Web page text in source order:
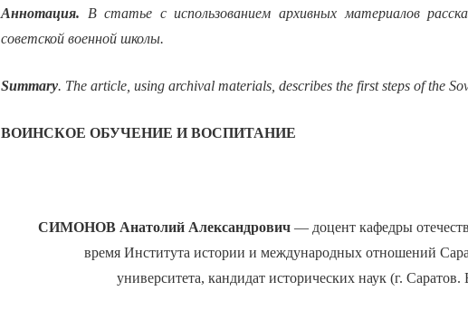
Аннотация.
В статье с использованием архивных материалов
советской военной школы.
Summary. The article, using archival materials, describes the first steps of the
ВОИНСКОЕ ОБУЧЕНИЕ И ВОСПИТАНИЕ
СИМОНОВ Анатолий Александрович— доцент кафедры
время Института истории и международных отношений
университета, кандидат исторических наук (г.